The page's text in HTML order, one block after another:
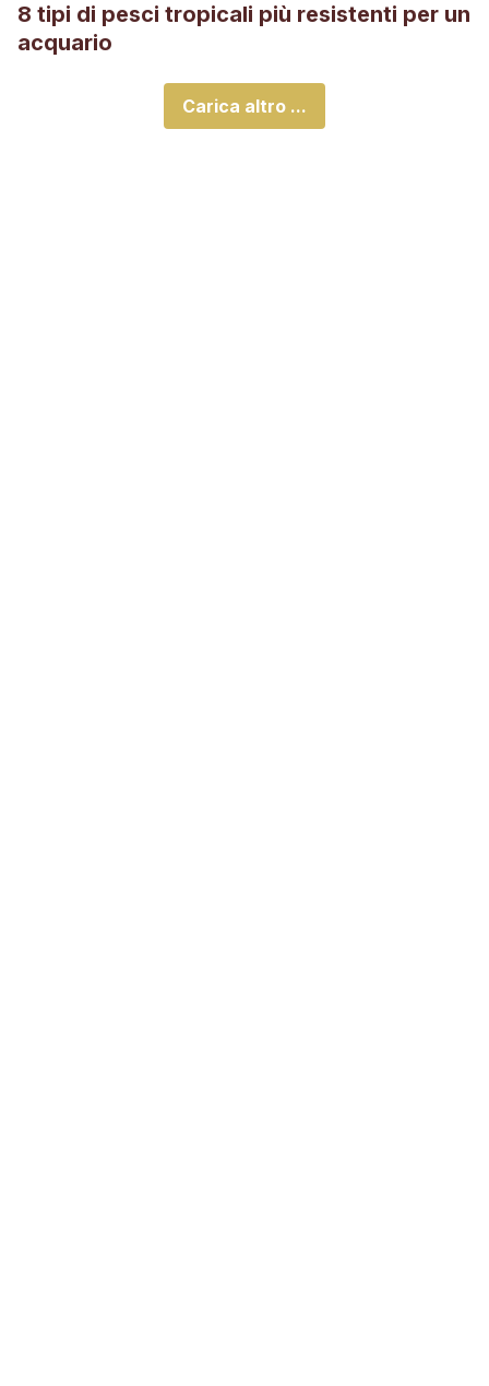
8 tipi di pesci tropicali più resistenti per un
acquario
Carica altro ...